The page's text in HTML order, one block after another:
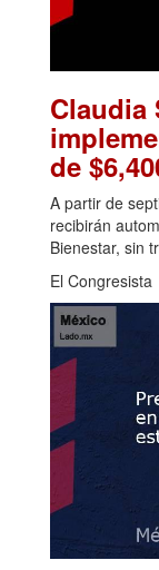
Claudia
de
A partir de
recibirán
Bienestar, sin
El Congresista